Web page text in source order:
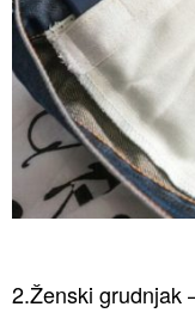
2.Ženski grudnjak